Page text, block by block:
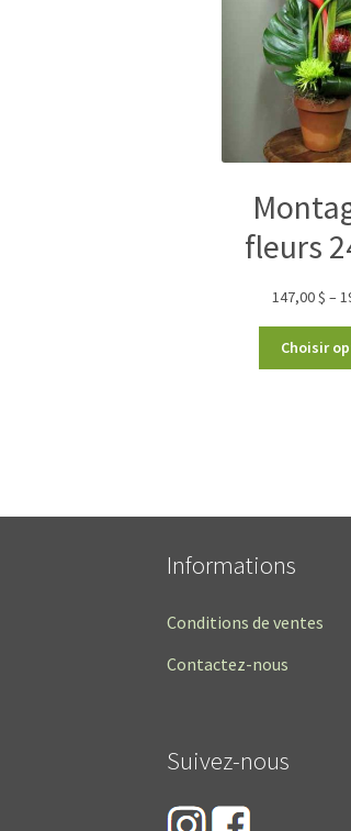
fleurs
147,00$ –
Choisir
Informations
Conditions de ventes
Contactez-nous
Suivez-nous